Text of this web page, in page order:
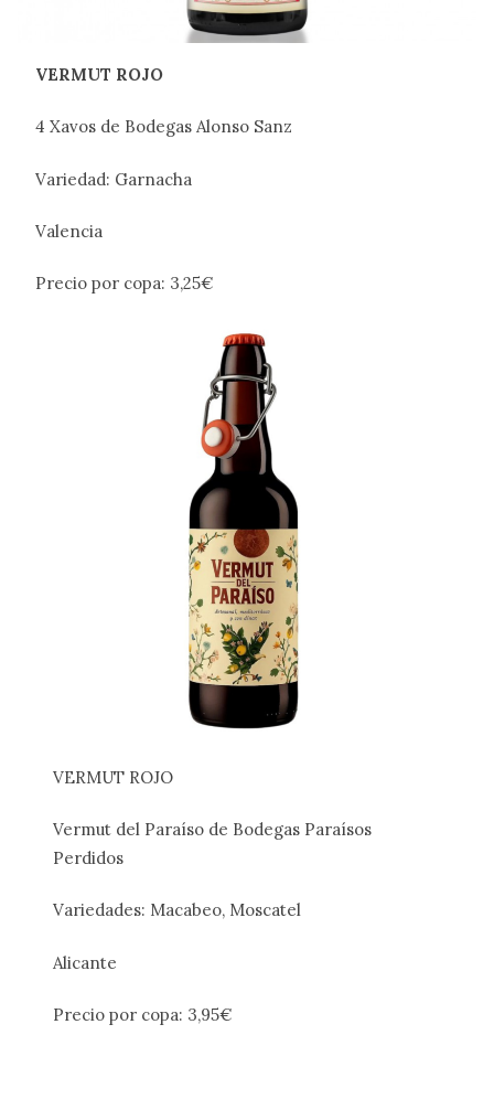
VERMUT ROJO
4 Xavos de Bodegas Alonso Sanz
Variedad: Garnacha
Valencia
Precio por copa: 3,25€
VERMUT ROJO
Vermut del Paraíso de Bodegas Paraísos
Perdidos
Variedades: Macabeo, Moscatel
Alicante
Precio por copa: 3,95€